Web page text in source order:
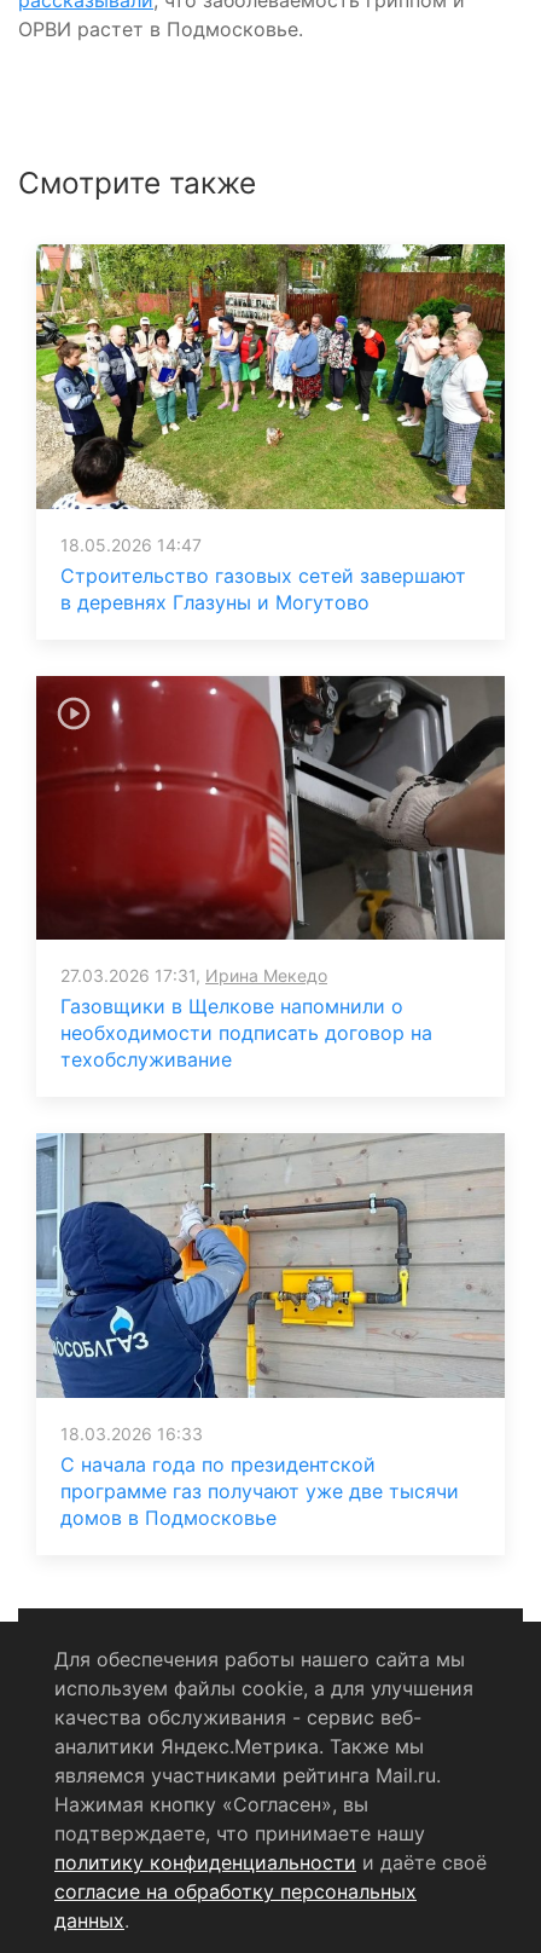
ОРВИ растет в Подмосковье.
Смотрите также
18.05.2026 14:47
Строительство газовых сетей завершают
в деревнях Глазуны и Могутово
27.03.2026 17:31, Ирина Мекедо
Газовщики в Щелкове напомнили о
необходимости подписать договор на
техобслуживание
18.03.2026 16:33
С начала года по президентской
программе газ получают уже две тысячи
домов в Подмосковье
Политика конфиденциальности
Согласие на обработку персональных данных
RSS-лента
© 2004 - 2026 Сетевое издание Щёлковское ТВ.
Свидетельство о регистрации СМИ
ЭЛ № ФС 77 - 79754 от 07.12.2020 г.
Для обеспечения работы нашего сайта мы
используем файлы cookie, а для улучшения
качества обслуживания - сервис веб-
аналитики Яндекс.Метрика. Также мы
являемся участниками рейтинга Mail.ru.
Нажимая кнопку «Согласен», вы
подтверждаете, что принимаете нашу
политику конфиденциальности и даёте своё
согласие на обработку персональных
данных.